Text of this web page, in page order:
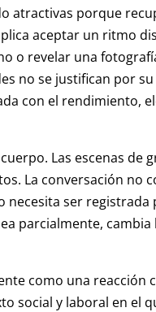
atractivas porque
aceptar un ritmo
o revelar una
no se justifican por
con el rendimiento,
Las escenas de
La conversación no
ser registrada
parcialmente,
como una reacción
social y laboral en el